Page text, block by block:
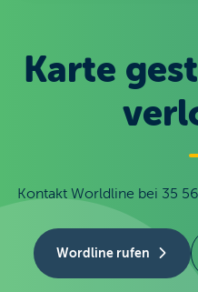
Karte
Kontakt Worldline bei 35
Wordline rufen